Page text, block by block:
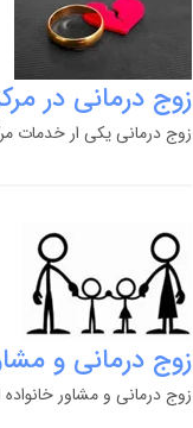
زوج درمانی در
زوج درمانی یکی ار خدمات
زوج درمانی و
زوج درمانی و مشاور خانواده